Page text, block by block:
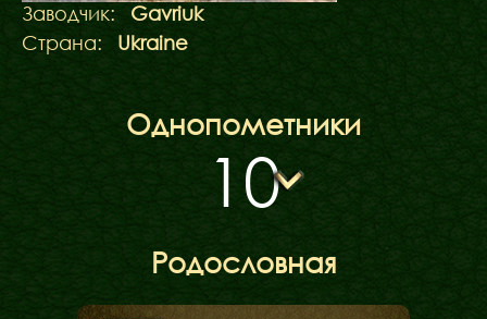
Заводчик:
Gavriuk
Страна:
Ukraine
Однопометники
10
Родословная